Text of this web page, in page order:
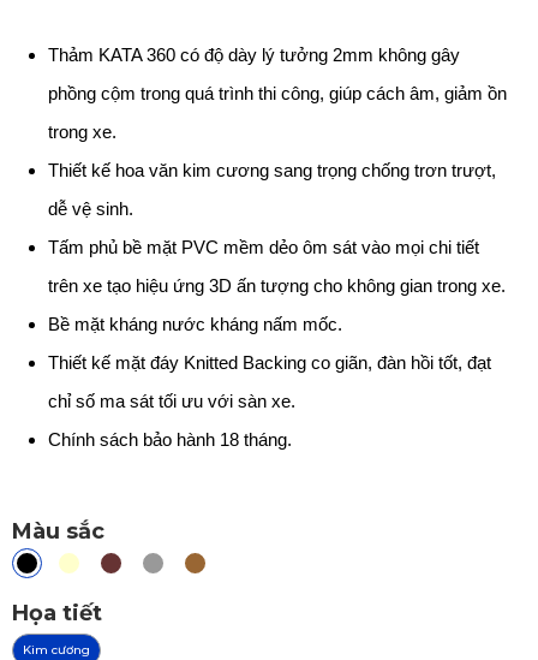
Thảm KATA 360 có độ dày lý tưởng 2mm không gây
phồng cộm trong quá trình thi công, giúp cách âm, giảm ồn
trong xe.
Thiết kế hoa văn kim cương sang trọng chống trơn trượt,
dễ vệ sinh.
Tấm phủ bề mặt PVC mềm dẻo ôm sát vào mọi chi tiết
trên xe tạo hiệu ứng 3D ấn tượng cho không gian trong xe.
Bề mặt kháng nước kháng nấm mốc.
Thiết kế mặt đáy Knitted Backing co giãn, đàn hồi tốt, đạt
chỉ số ma sát tối ưu với sàn xe.
Chính sách bảo hành 18 tháng.
Màu sắc
Họa tiết
Kim cương